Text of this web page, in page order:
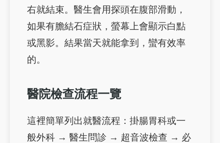
右就結束。醫生會用探頭在腹部滑動，
如果有膽結石症狀，螢幕上會顯示白點
或黑影。結果當天就能拿到，蠻有效率
的。
醫院檢查流程一覽
這裡簡單列出就醫流程：掛腸胃科或一
般外科 → 醫生問診 → 超音波檢查 → 必